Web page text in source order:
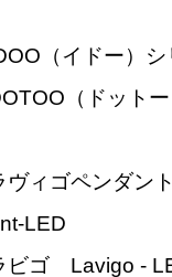
（イドー）シ
（ドット
ィゴペンダント
LED
ビゴ Lavigo -